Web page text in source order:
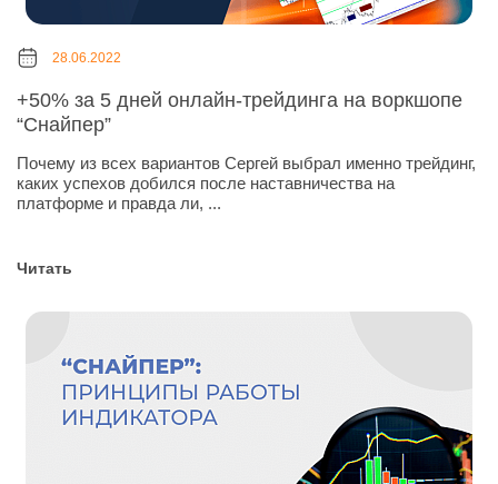
28.06.2022
+50% за 5 дней онлайн-трейдинга на воркшопе
“Снайпер”
Почему из всех вариантов Сергей выбрал именно трейдинг,
каких успехов добился после наставничества на
платформе и правда ли, ...
Читать